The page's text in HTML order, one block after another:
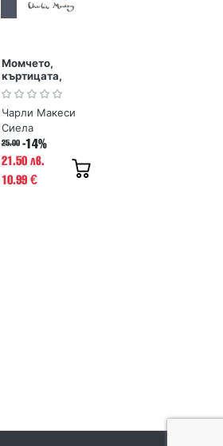
Момчето,
къртицата,
лисицата и
конят
Чарли Макеси
Сиела
25.00 -14%
21.50 лв.
10.99 €